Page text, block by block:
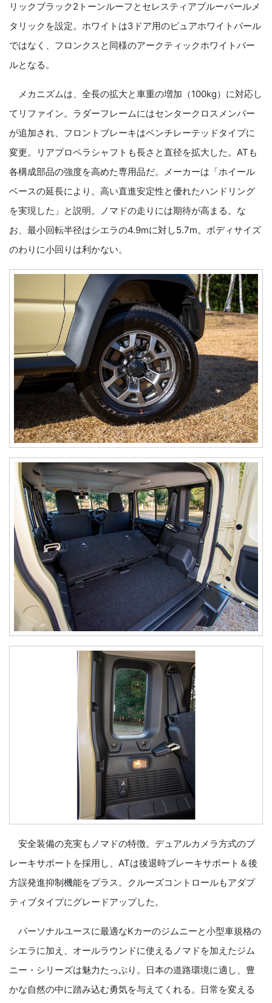
リックブラック2トーンルーフとセレスティアブルーパールメ
タリックを設定。ホワイトは3ドア用のピュアホワイトパール
ではなく、フロンクスと同様のアークティックホワイトパー
ルとなる。
メカニズムは、全長の拡大と車重の増加（100kg）に対応し
てリファイン。ラダーフレームにはセンタークロスメンバー
が追加され、フロントブレーキはベンチレーテッドタイプに
変更。リアプロペラシャフトも長さと直径を拡大した。ATも
各構成部品の強度を高めた専用品だ。メーカーは「ホイール
ベースの延長により。高い直進安定性と優れたハンドリング
を実現した」と説明。ノマドの走りには期待が高まる。な
お、最小回転半径はシエラの4.9mに対し5.7m。ボディサイズ
のわりに小回りは利かない。
安全装備の充実もノマドの特徴。デュアルカメラ方式のブ
レーキサポートを採用し、ATは後退時ブレーキサポート＆後
方誤発進抑制機能をプラス。クルーズコントロールもアダプ
ティブタイプにグレードアップした。
パーソナルユースに最適なKカーのジムニーと小型車規格の
シエラに加え、オールラウンドに使えるノマドを加えたジム
ニー・シリーズは魅力たっぷり。日本の道路環境に適し、豊
かな自然の中に踏み込む勇気を与えてくれる。日常を変える